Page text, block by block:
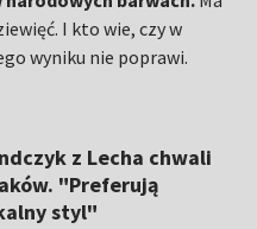
I kto wie, czy w
wyniku nie poprawi.
z Lecha chwali
"Preferują
styl"